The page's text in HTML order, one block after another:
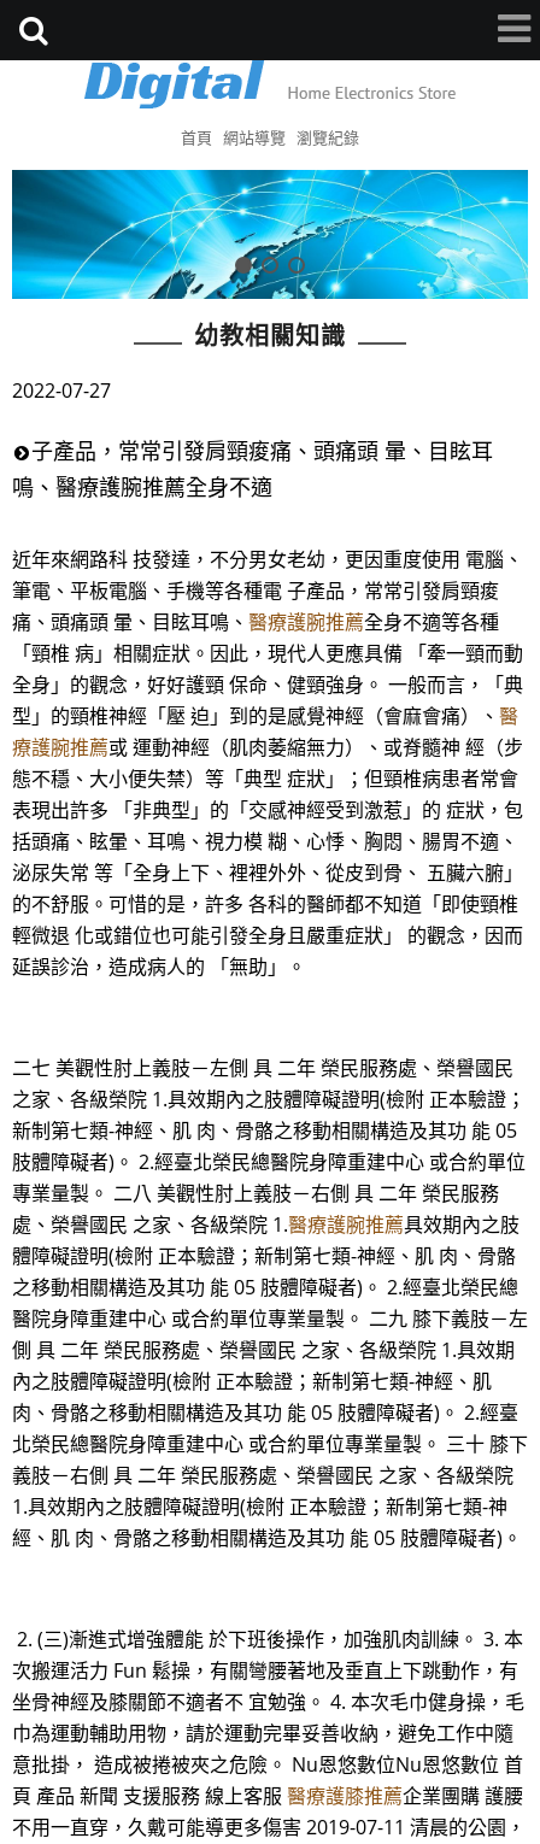
首頁 網站導覽 瀏覽紀錄
幼教相關知識
2022-07-27
子產品，常常引發肩頸痠痛、頭痛頭 暈、目眩耳
鳴、醫療護腕推薦全身不適
近年來網路科 技發達，不分男女老幼，更因重度使用 電腦、
筆電、平板電腦、手機等各種電 子產品，常常引發肩頸痠
痛、頭痛頭 暈、目眩耳鳴、 醫療護腕推薦全身不適等各種
「頸椎 病」相關症狀。因此，現代人更應具備 「牽一頸而動
全身」的觀念，好好護頸 保命、健頸強身。 一般而言，「典
型」的頸椎神經「壓 迫」到的是感覺神經（會麻會痛）、 醫
療護腕推薦或 運動神經（肌肉萎縮無力）、或脊髓神 經（步
態不穩、大小便失禁）等「典型 症狀」；但頸椎病患者常會
表現出許多 「非典型」的「交感神經受到激惹」的 症狀，包
括頭痛、眩暈、耳鳴、視力模 糊、心悸、胸悶、腸胃不適、
泌尿失常 等「全身上下、裡裡外外、從皮到骨、 五臟六腑」
的不舒服。可惜的是，許多 各科的醫師都不知道「即使頸椎
輕微退 化或錯位也可能引發全身且嚴重症狀」 的觀念，因而
延誤診治，造成病人的 「無助」。
二七 美觀性肘上義肢－左側 具 二年 榮民服務處、榮譽國民
之家、各級榮院 1.具效期內之肢體障礙證明(檢附 正本驗證；
新制第七類-神經、肌 肉、骨骼之移動相關構造及其功 能 05
肢體障礙者)。 2.經臺北榮民總醫院身障重建中心 或合約單位
專業量製。 二八 美觀性肘上義肢－右側 具 二年 榮民服務
處、榮譽國民 之家、各級榮院 1.醫療護腕推薦具效期內之肢
體障礙證明(檢附 正本驗證；新制第七類-神經、肌 肉、骨骼
之移動相關構造及其功 能 05 肢體障礙者)。 2.經臺北榮民總
醫院身障重建中心 或合約單位專業量製。 二九 膝下義肢－左
側 具 二年 榮民服務處、榮譽國民 之家、各級榮院 1.具效期
內之肢體障礙證明(檢附 正本驗證；新制第七類-神經、肌
肉、骨骼之移動相關構造及其功 能 05 肢體障礙者)。 2.經臺
北榮民總醫院身障重建中心 或合約單位專業量製。 三十 膝下
義肢－右側 具 二年 榮民服務處、榮譽國民 之家、各級榮院
1.具效期內之肢體障礙證明(檢附 正本驗證；新制第七類-神
經、肌 肉、骨骼之移動相關構造及其功 能 05 肢體障礙者)。
2. (三)漸進式增強體能 於下班後操作，加強肌肉訓練。 3. 本
次搬運活力 Fun 鬆操，有關彎腰著地及垂直上下跳動作，有
坐骨神經及膝關節不適者不 宜勉強。 4. 本次毛巾健身操，毛
巾為運動輔助用物，請於運動完畢妥善收納，避免工作中隨
意批掛， 造成被捲被夾之危險。 Nu恩悠數位Nu恩悠數位 首
頁 產品 新聞 支援服務 線上客服 醫療護膝推薦企業團購 護腰
不用一直穿，久戴可能導更多傷害 2019-07-11 清晨的公園，